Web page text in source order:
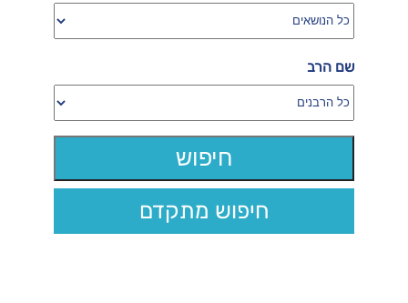
שם הרב
חיפוש מתקדם